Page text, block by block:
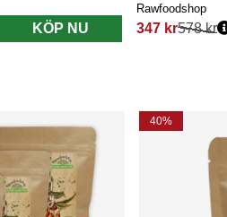
KÖP NU
Rawfoodshop
347 kr
Ordinarie pris:
578 kr
40%